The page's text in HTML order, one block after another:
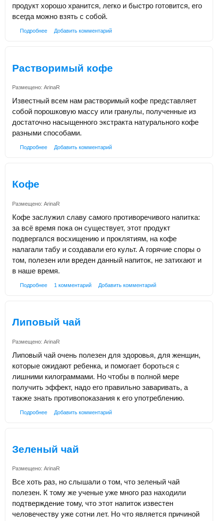
продукт хорошо хранится, легко и быстро готовится, его
всегда можно взять с собой.
Подробнее Добавить комментарий
Растворимый кофе
Размещено: ArinaR
Известный всем нам растворимый кофе представляет
собой порошковую массу или гранулы, полученные из
достаточно насыщенного экстракта натурального кофе
разными способами.
Подробнее Добавить комментарий
Кофе
Размещено: ArinaR
Кофе заслужил славу самого противоречивого напитка:
за всё время пока он существует, этот продукт
подвергался восхищению и проклятиям, на кофе
налагали табу и создавали его культ. А горячие споры о
том, полезен или вреден данный напиток, не затихают и
в наше время.
Подробнее 1 комментарий Добавить комментарий
Липовый чай
Размещено: ArinaR
Липовый чай очень полезен для здоровья, для женщин,
которые ожидают ребенка, и помогает бороться с
лишними килограммами. Но чтобы в полной мере
получить эффект, надо его правильно заваривать, а
также знать противопоказания к его употреблению.
Подробнее Добавить комментарий
Зеленый чай
Размещено: ArinaR
Все хоть раз, но слышали о том, что зеленый чай
полезен. К тому же ученые уже много раз находили
подтверждение тому, что этот напиток известен
человечеству уже сотни лет. Но что является причиной